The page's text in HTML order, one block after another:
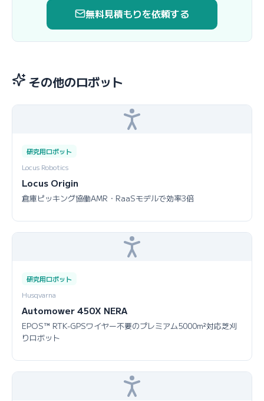
無料見積もりを依頼する
その他のロボット
研究用ロボット
Locus Robotics
Locus Origin
倉庫ピッキング協働AMR・RaaSモデルで効率3倍
研究用ロボット
Husqvarna
Automower 450X NERA
EPOS™ RTK-GPSワイヤー不要のプレミアム5000m²対応芝刈
りロボット